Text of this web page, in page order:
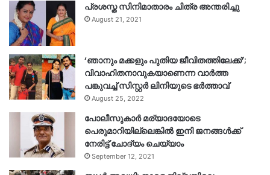
പ്രശസ്ത സിനിമാതാരം ചിത്ര അന്തരിച്ചു
August 21, 2021
‘ഞാനും മക്കളും പുതിയ ജീവിതത്തിലേക്ക്’;
വിവാഹിതനാവുകയാണെന്ന വാർത്ത
പങ്കുവച്ച് സിസ്റ്റർ ലിനിയുടെ ഭർത്താവ്
August 25, 2022
പോലീസുകാര്‍ മര്യാദയോടെ
പെരുമാറിയില്ലെങ്കില്‍ ഇനി ജനങ്ങള്‍ക്ക്
നേരിട്ട് ചോദ്യം ചെയ്യാം
September 12, 2021